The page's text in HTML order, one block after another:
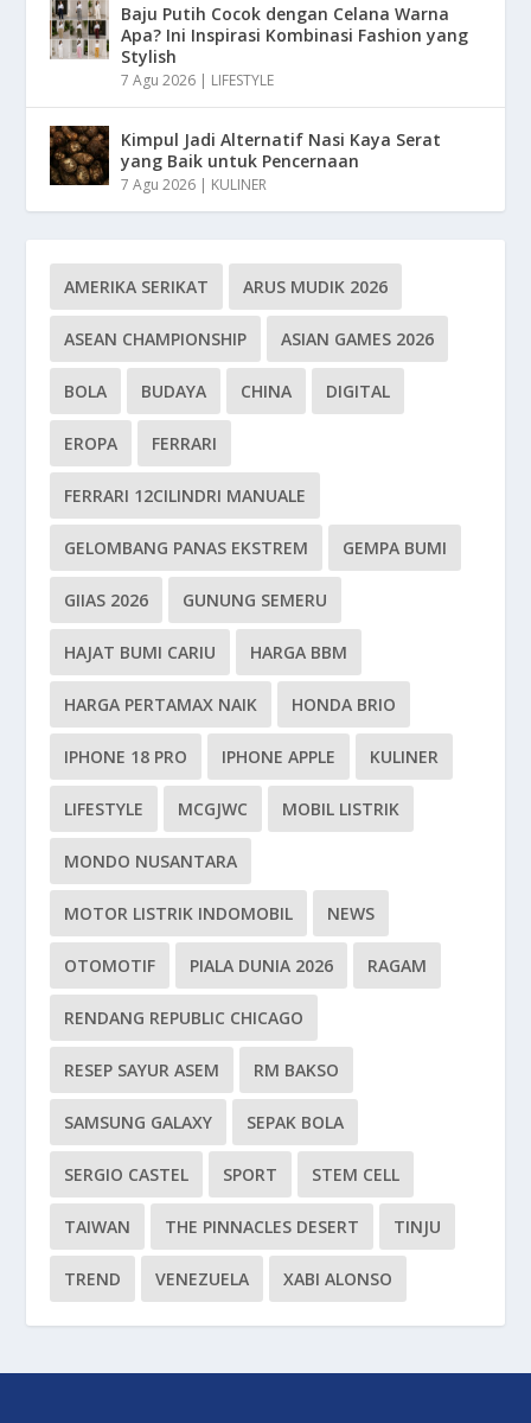
Baju Putih Cocok dengan Celana Warna
Apa? Ini Inspirasi Kombinasi Fashion yang
Stylish
7 Agu 2026 | LIFESTYLE
Kimpul Jadi Alternatif Nasi Kaya Serat
yang Baik untuk Pencernaan
7 Agu 2026 | KULINER
AMERIKA SERIKAT ARUS MUDIK 2026
ASEAN CHAMPIONSHIP ASIAN GAMES 2026
BOLA BUDAYA CHINA DIGITAL
EROPA FERRARI
FERRARI 12CILINDRI MANUALE
GELOMBANG PANAS EKSTREM GEMPA BUMI
GIIAS 2026 GUNUNG SEMERU
HAJAT BUMI CARIU HARGA BBM
HARGA PERTAMAX NAIK HONDA BRIO
IPHONE 18 PRO IPHONE APPLE KULINER
LIFESTYLE MCGJWC MOBIL LISTRIK
MONDO NUSANTARA
MOTOR LISTRIK INDOMOBIL NEWS
OTOMOTIF PIALA DUNIA 2026 RAGAM
RENDANG REPUBLIC CHICAGO
RESEP SAYUR ASEM RM BAKSO
SAMSUNG GALAXY SEPAK BOLA
SERGIO CASTEL SPORT STEM CELL
TAIWAN THE PINNACLES DESERT TINJU
TREND VENEZUELA XABI ALONSO